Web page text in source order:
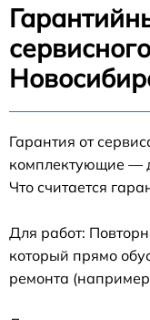
Гарантия от
комплектующие —
Что считается
Для работ:
который прямо
ремонта